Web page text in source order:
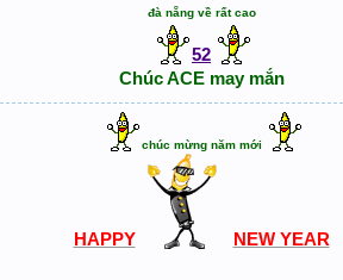
đà nẵng về rất cao
52
Chúc ACE may mắn
chúc mừng năm mới
HAPPY NEW YEAR